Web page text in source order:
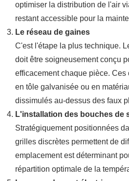
optimiser la distribution de l'air
restant accessible pour la
Le réseau de gaines
C'est l'étape la plus technique.
doit être soigneusement conçu
efficacement chaque pièce.
en tôle galvanisée ou en
dissimulés au-dessus des faux
L'installation des bouches de
Stratégiquement positionnées
grilles discrètes permettent de
emplacement est déterminant
répartition optimale de la